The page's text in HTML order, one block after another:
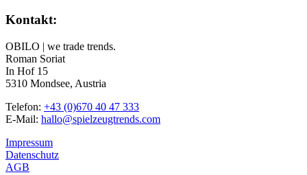
Kontakt:
OBILO | we trade trends.
Roman Soriat
In Hof 15
5310 Mondsee, Austria
Telefon: +43 (0)670 40 47 333
E-Mail: hallo@spielzeugtrends.com
Impressum
Datenschutz
AGB